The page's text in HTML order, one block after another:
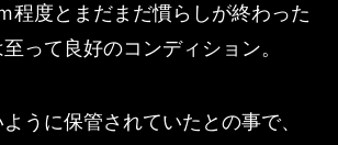
程度とまだまだ慣らしが終わった
って良好のコンディション。
うに保管されていたとの事で、